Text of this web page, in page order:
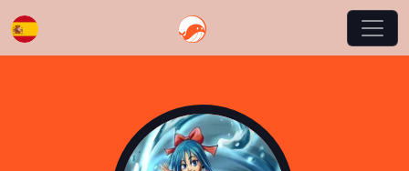
Español